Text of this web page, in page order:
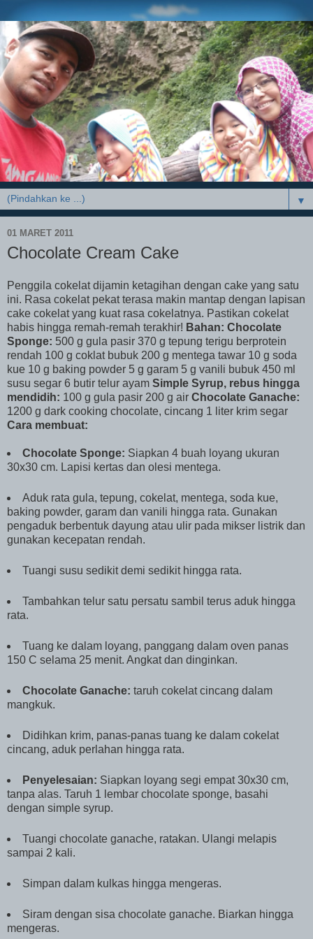
▼
01 MARET 2011
Chocolate Cream Cake
Penggila cokelat dijamin ketagihan dengan cake yang satu
ini. Rasa cokelat pekat terasa makin mantap dengan lapisan
cake cokelat yang kuat rasa cokelatnya. Pastikan cokelat
habis hingga remah-remah terakhir! Bahan: Chocolate
Sponge: 500 g gula pasir 370 g tepung terigu berprotein
rendah 100 g coklat bubuk 200 g mentega tawar 10 g soda
kue 10 g baking powder 5 g garam 5 g vanili bubuk 450 ml
susu segar 6 butir telur ayam Simple Syrup, rebus hingga
mendidih: 100 g gula pasir 200 g air Chocolate Ganache:
1200 g dark cooking chocolate, cincang 1 liter krim segar
Cara membuat:
Chocolate Sponge: Siapkan 4 buah loyang ukuran
30x30 cm. Lapisi kertas dan olesi mentega.
Aduk rata gula, tepung, cokelat, mentega, soda kue,
baking powder, garam dan vanili hingga rata. Gunakan
pengaduk berbentuk dayung atau ulir pada mikser listrik dan
gunakan kecepatan rendah.
Tuangi susu sedikit demi sedikit hingga rata.
Tambahkan telur satu persatu sambil terus aduk hingga
rata.
Tuang ke dalam loyang, panggang dalam oven panas
150 C selama 25 menit. Angkat dan dinginkan.
Chocolate Ganache: taruh cokelat cincang dalam
mangkuk.
Didihkan krim, panas-panas tuang ke dalam cokelat
cincang, aduk perlahan hingga rata.
Penyelesaian: Siapkan loyang segi empat 30x30 cm,
tanpa alas. Taruh 1 lembar chocolate sponge, basahi
dengan simple syrup.
Tuangi chocolate ganache, ratakan. Ulangi melapis
sampai 2 kali.
Simpan dalam kulkas hingga mengeras.
Siram dengan sisa chocolate ganache. Biarkan hingga
mengeras.